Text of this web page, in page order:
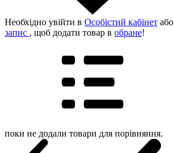
Необхідно увійти в Особістий кабінет або
запис , щоб додати товар в обране!
поки не додали товари для порівняння.